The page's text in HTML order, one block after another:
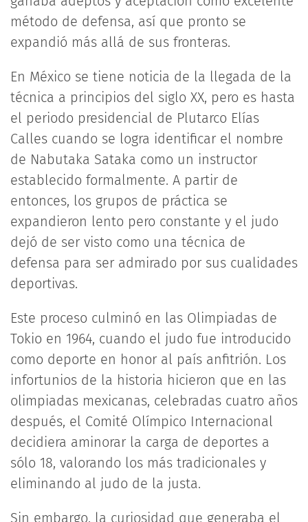
método de defensa, así que pronto se
expandió más allá de sus fronteras.
En México se tiene noticia de la llegada de la
técnica a principios del siglo XX, pero es hasta
el periodo presidencial de Plutarco Elías
Calles cuando se logra identificar el nombre
de Nabutaka Sataka como un instructor
establecido formalmente. A partir de
entonces, los grupos de práctica se
expandieron lento pero constante y el judo
dejó de ser visto como una técnica de
defensa para ser admirado por sus cualidades
deportivas.
Este proceso culminó en las Olimpiadas de
Tokio en 1964, cuando el judo fue introducido
como deporte en honor al país anfitrión. Los
infortunios de la historia hicieron que en las
olimpiadas mexicanas, celebradas cuatro años
después, el Comité Olímpico Internacional
decidiera aminorar la carga de deportes a
sólo 18, valorando los más tradicionales y
eliminando al judo de la justa.
Sin embargo, la curiosidad que generaba el